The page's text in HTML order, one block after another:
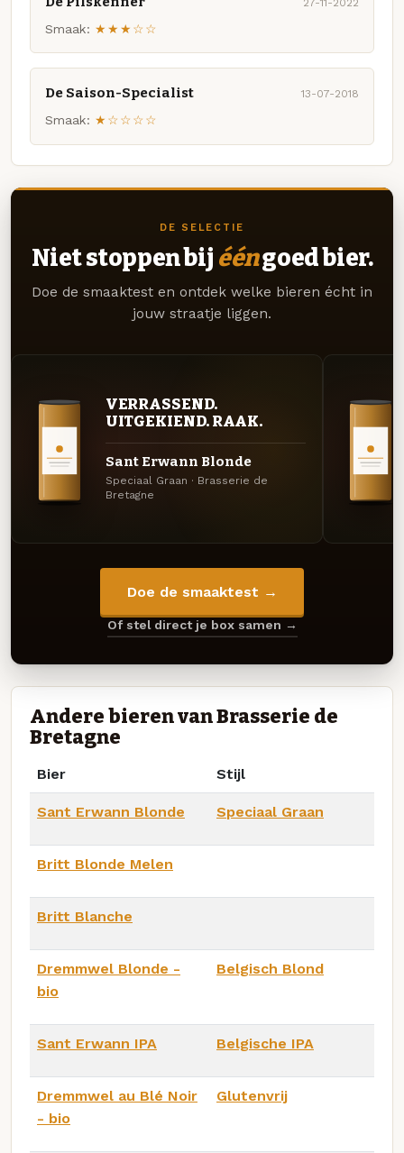
Smaak: ★★★☆☆
De Saison-Specialist 13-07-2018
Smaak: ★☆☆☆☆
DE SELECTIE
Niet stoppen bij ééngoed bier.
Doe de smaaktest en ontdek welke bieren écht in
jouw straatje liggen.
VERRASSEND.
UITGEKIEND. RAAK.
Sant Erwann Blonde
Speciaal Graan · Brasserie de
Bretagne
Doe de smaaktest →
Of stel direct je box samen →
Andere bieren van Brasserie de
Bretagne
Bier Stijl
Sant Erwann Blonde Speciaal Graan
Britt Blonde Melen
Britt Blanche
Dremmwel Blonde -
bio
Belgisch Blond
Sant Erwann IPA Belgische IPA
Dremmwel au Blé Noir
- bio
Glutenvrij